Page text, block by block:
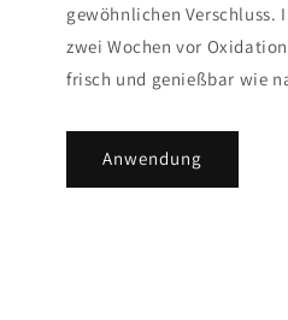
gewöhnlichen Verschluss.
zwei Wochen vor
frisch und genießbar wie
Anwendung